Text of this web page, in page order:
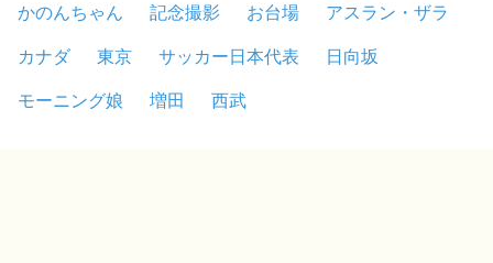
かのんちゃん
記念撮影 お台場
アスラン・ザラ
カナダ
東京 サッカー日本代表
日向坂
モーニング娘
増田 西武